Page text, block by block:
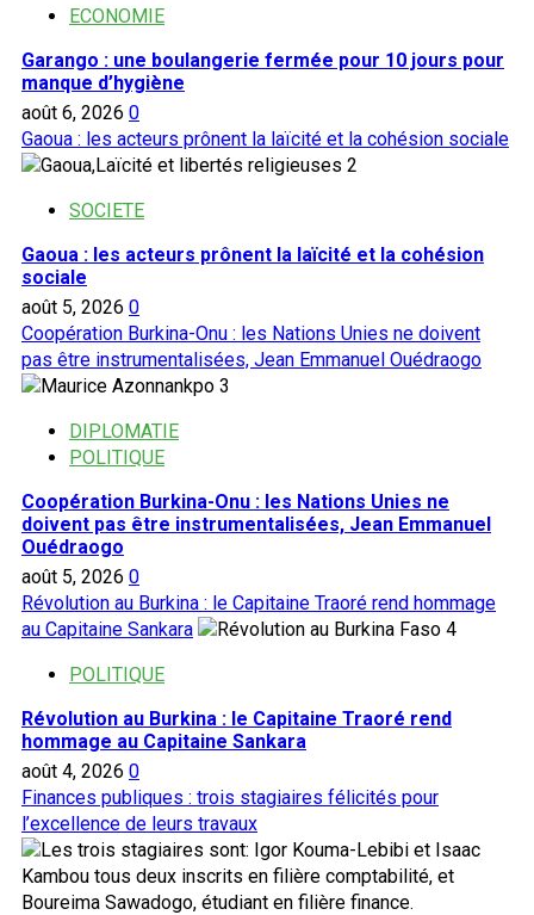
Assimi
élevés
à
la
dignité
de
Grand-
Croix
ECONOMIE
Garango : une boulangerie fermée pour 10 jours pour
manque d’hygiène
août 6, 2026 0
Gaoua : les acteurs prônent la laïcité et la cohésion sociale
2
SOCIETE
Gaoua : les acteurs prônent la laïcité et la cohésion
sociale
août 5, 2026 0
Coopération Burkina-Onu : les Nations Unies ne doivent
pas être instrumentalisées, Jean Emmanuel Ouédraogo
3
DIPLOMATIE
POLITIQUE
Coopération Burkina-Onu : les Nations Unies ne
doivent pas être instrumentalisées, Jean Emmanuel
Ouédraogo
août 5, 2026 0
Révolution au Burkina : le Capitaine Traoré rend hommage
au Capitaine Sankara
4
POLITIQUE
Révolution au Burkina : le Capitaine Traoré rend
hommage au Capitaine Sankara
août 4, 2026 0
Finances publiques : trois stagiaires félicités pour
l’excellence de leurs travaux